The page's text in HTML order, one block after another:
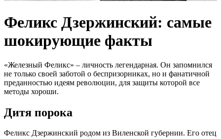
Феликс Дзержинский: самые
шокирующие факты
«Железный Феликс» – личность легендарная. Он запомнился
не только своей заботой о беспризорниках, но и фанатичной
преданностью идеям революции, для защиты которой все
методы хороши.
Дитя порока
Феликс Дзержинский родом из Виленской губернии. Его отец